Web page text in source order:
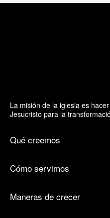
La misión de la iglesia es
Jesucristo para la
Qué creemos
Cómo servimos
Maneras de crecer